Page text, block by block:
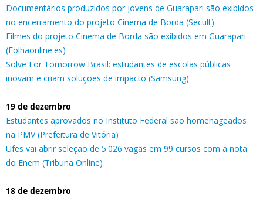
Documentários produzidos por jovens de Guarapari são exibidos
no encerramento do projeto Cinema de Borda (Secult)
Filmes do projeto Cinema de Borda são exibidos em Guarapari
(Folhaonline.es)
Solve For Tomorrow Brasil: estudantes de escolas públicas
inovam e criam soluções de impacto (Samsung)
19 de dezembro
Estudantes aprovados no Instituto Federal são homenageados
na PMV (Prefeitura de Vitória)
Ufes vai abrir seleção de 5.026 vagas em 99 cursos com a nota
do Enem (Tribuna Online)
18 de dezembro